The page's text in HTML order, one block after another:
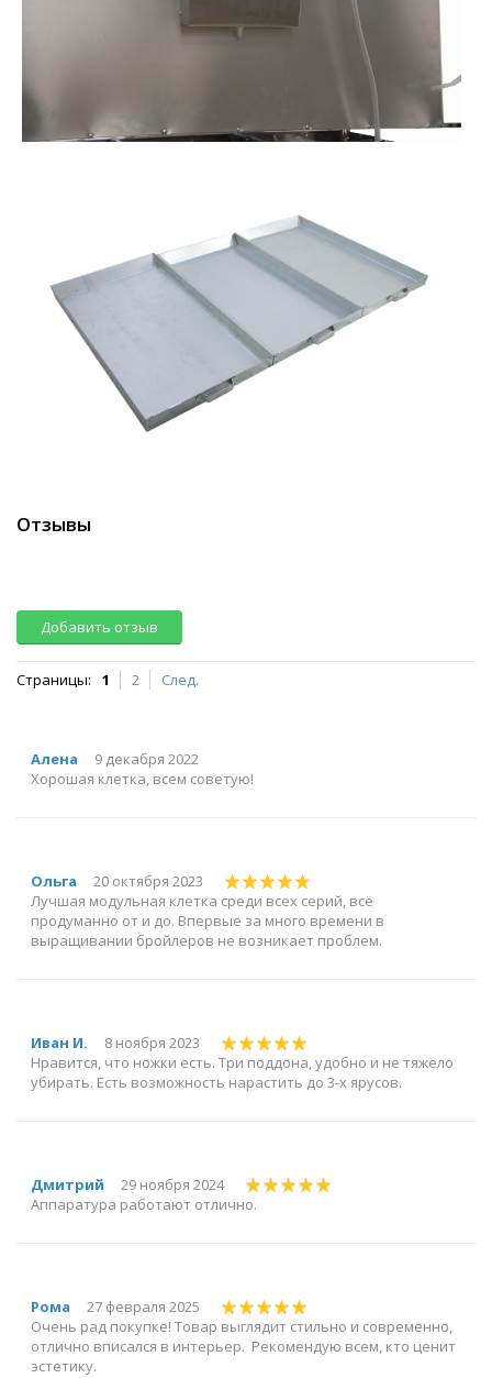
Отзывы
Добавить отзыв
Страницы: 1 2 След.
Алена
9 декабря 2022
Хорошая клетка, всем советую!
Ольга
20 октября 2023
Лучшая модульная клетка среди всех серий, всё
продуманно от и до. Впервые за много времени в
выращивании бройлеров не возникает проблем.
Иван И.
8 ноября 2023
Нравится, что ножки есть. Три поддона, удобно и не тяжело
убирать. Есть возможность нарастить до 3-х ярусов.
Дмитрий
29 ноября 2024
Аппаратура работают отлично.
Рома
27 февраля 2025
Очень рад покупке! Товар выглядит стильно и современно,
отлично вписался в интерьер. Рекомендую всем, кто ценит
эстетику.